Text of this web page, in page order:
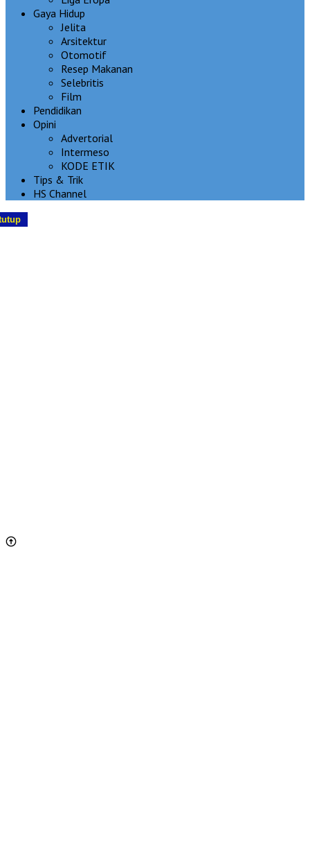
Gaya Hidup
Jelita
Arsitektur
Otomotif
Resep Makanan
Selebritis
Film
Pendidikan
Opini
Advertorial
Intermeso
KODE ETIK
Tips & Trik
HS Channel